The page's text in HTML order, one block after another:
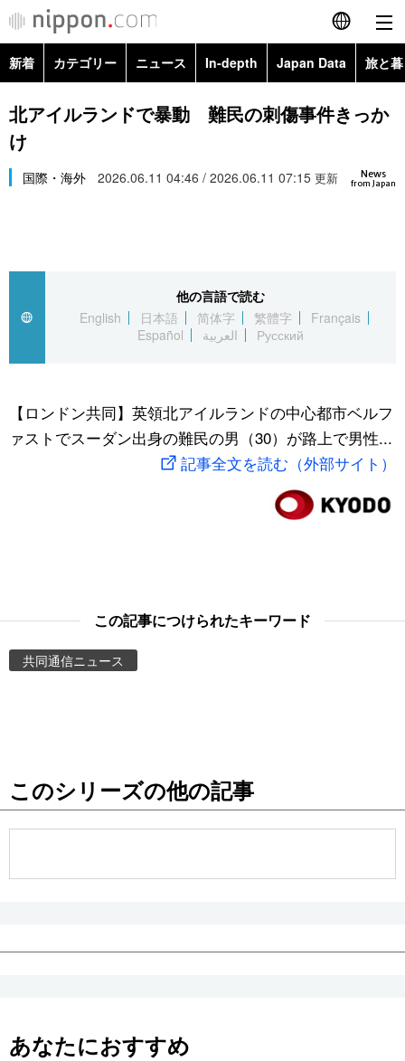
English
简体字
Русский
カテゴリー
経済・ビジネス
国際
文化
トップ
アーカイブ
In-depth
Japan Data
動画/Live
お知らせ
新着 カテゴリー ニュース In-depth Japan Data 旅と
政治・外交
経済・ビジネス
スポーツ・東京2020
Topics
北アイルランドで暴動 難民の刺傷事件きっか
け
News
from Japan
国際・海外 2026.06.11 04:46 / 2026.06.11 07:15 更新
他の言語で読む
English
日本語 简体字 繁體字
Français
Español
العربية Русский
【ロンドン共同】英領北アイルランドの中心都市ベルフ
ァストでスーダン出身の難民の男（30）が路上で男性...
記事全文を読む（外部サイト）
この記事につけられたキーワード
共同通信ニュース
このシリーズの他の記事
あなたにおすすめ